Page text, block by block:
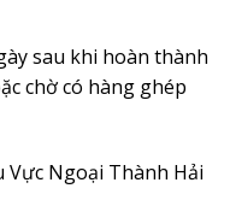
sau khi hoàn thành
chờ có hàng ghép
Vực Ngoại Thành Hải